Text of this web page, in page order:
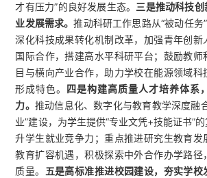
才有压力”的良好发展生态。 三是推动科技
业发展需求。推动科研工作思路从“被动任务”
深化科技成果转化机制改革，加强青年创新
国际合作，搭建高水平科研平台；鼓励教师
目与横向产业合作，助力学校在能源领域科
形成特色。 四是构建高质量人才培养体系
力。 推动信息化、数字化与教育教学深度融
业”建设，为学生提供“专业文凭+技能证书”
升学生就业竞争力；重点推进研究生教育发
教育扩容机遇，积极探索中外合作办学路径
质量。 五是高标准推进校园建设，夯实学校